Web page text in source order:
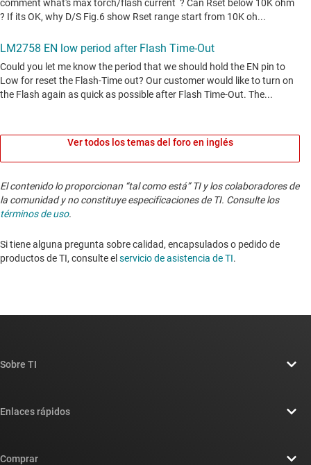
Ver todos los temas del foro en inglés
El contenido lo proporcionan “tal como está” TI y los colaboradores de
la comunidad y no constituye especificaciones de TI. Consulte los
términos de uso.
Si tiene alguna pregunta sobre calidad, encapsulados o pedido de
productos de TI, consulte el servicio de asistencia de TI. ​​​​​​​​​​​​​​
Sobre TI
Sala de redacción
Enlaces rápidos
Comprar